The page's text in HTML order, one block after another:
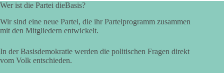
Wer ist die Partei dieBasis?
Wir sind eine neue Partei, die ihr Parteiprogramm zusammen
mit den Mitgliedern entwickelt.
In der Basisdemokratie werden die politischen Fragen direkt
vom Volk entschieden.